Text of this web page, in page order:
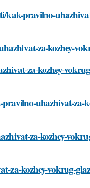
kak-pravilno-
za-kozhey-
za-kozhey-
uhazhivat-za-
za-kozhey-
kozhey-vokrug-